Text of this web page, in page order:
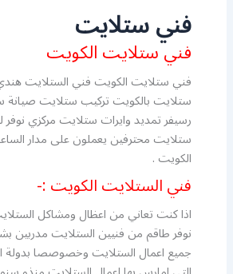
فني ستلايت
فني ستلايت الكويت
فني ستلايت الكويت فني الستلايت
ستلايت بالكويت تركيب ستلايت صيانة
رسيفر تمديد وايرات ستلايت مركزي نوفر
ستلايت محترفين يعملون على مدار
الكويت .
فني الستلايت الكويت :-
اذا كنت تعاني من اعظال ومشاكل
نوفر طاقم من فنيين الستلايت مدربين
جميع اعمال الستلايت وخصوصصا بدولة